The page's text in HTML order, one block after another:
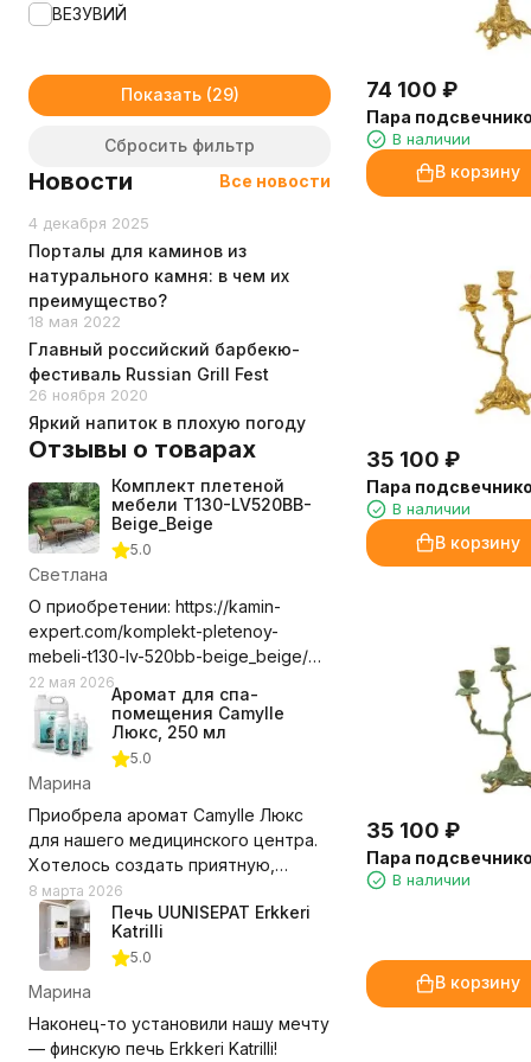
74 100 ₽
Пара
В наличии
В корзину
35 100 ₽
Пара
В наличии
В корзину
35 100 ₽
Пара
В наличии
В корзину
ВЕЗУВИЙ
Показать
Сбросить фильтр
Новости Все новости
4 декабря 2025
Порталы для каминов из
натурального камня: в чем их
преимущество?
18 мая 2022
Главный российский барбекю-
фестиваль Russian Grill Fest
26 ноября 2020
Яркий напиток в плохую погоду
Отзывы о товарах
Комплект плетеной
мебели T130-LV520BB-
Beige_Beige
5.0
Светлана
О приобретении: https://kamin-
expert.com/komplekt-pletenoy-
mebeli-t130-lv-520bb-beige_beige/
Долго выбирала где приобрести
этот комплект мебели, сравнивала
цены с учетом доставки. Выбор
компании оказался правильным.
Доставили в срок, удобное для нас
время, помогли с разгрузкой.
Замечаний нет! Рекомендую и
компанию и выбранный нами
комплект мебели.
Недостатки - Пока не обнаружили.
22 мая 2026
Аромат для спа-
помещения Camylle
Люкс, 250 мл
5.0
Марина
Приобрела аромат Camylle Люкс
для нашего медицинского центра.
Хотелось создать приятную,
располагающую атмосферу для
пациентов, но при этом без резких
запахов. Этот аромат превзошёл
ожидания!
Состав из эфирных масел каяпута,
гваякового дерева, мяты и
8 марта 2026
Печь UUNISEPAT Erkkeri
Katrilli
5.0
Марина
Наконец-то установили нашу мечту
— финскую печь Erkkeri Katrilli!